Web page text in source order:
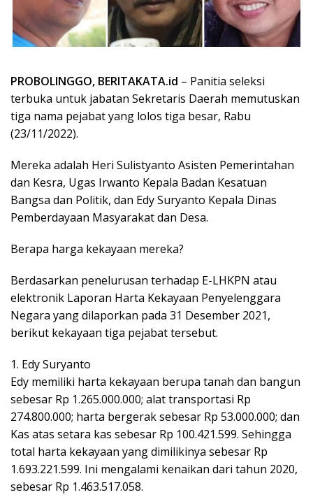
PROBOLINGGO, BERITAKATA.id – Panitia seleksi
terbuka untuk jabatan Sekretaris Daerah memutuskan
tiga nama pejabat yang lolos tiga besar, Rabu
(23/11/2022).
Mereka adalah Heri Sulistyanto Asisten Pemerintahan
dan Kesra, Ugas Irwanto Kepala Badan Kesatuan
Bangsa dan Politik, dan Edy Suryanto Kepala Dinas
Pemberdayaan Masyarakat dan Desa.
Berapa harga kekayaan mereka?
Berdasarkan penelurusan terhadap E-LHKPN atau
elektronik Laporan Harta Kekayaan Penyelenggara
Negara yang dilaporkan pada 31 Desember 2021,
berikut kekayaan tiga pejabat tersebut.
1. Edy Suryanto
Edy memiliki harta kekayaan berupa tanah dan bangun
sebesar Rp 1.265.000.000; alat transportasi Rp
274.800.000; harta bergerak sebesar Rp 53.000.000; dan
Kas atas setara kas sebesar Rp 100.421.599. Sehingga
total harta kekayaan yang dimilikinya sebesar Rp
1.693.221.599. Ini mengalami kenaikan dari tahun 2020,
sebesar Rp 1.463.517.058.